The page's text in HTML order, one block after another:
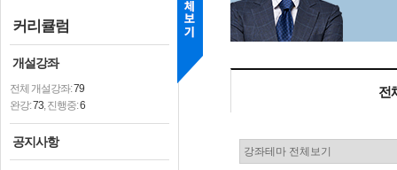
커리큘럼
개설강좌
전체 개설강좌:79
완강:73, 진행중:6
공지사항
전